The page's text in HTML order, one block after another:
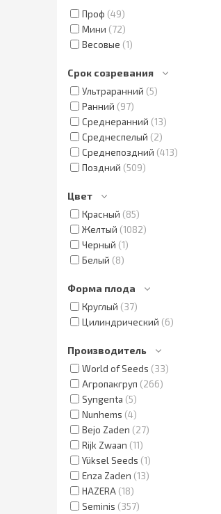
Проф 49
Мини
72
Весовые 1
Срок созревания
Ультраранний
5
Ранний
97
Среднеранний 13
Среднеспелый
2
Среднепоздний 413
Поздний
509
Цвет
Красный
85
Желтый 1082
Черный 1
Белый
8
Форма плода
Круглый
37
Цилиндрический
6
Производитель
World of Seeds
33
Агропакгруп
266
Syngenta
5
Nunhems 4
Bejo Zaden
27
Rijk Zwaan 11
Yüksel Seeds 1
Enza Zaden 13
HAZERA 18
Seminis
357